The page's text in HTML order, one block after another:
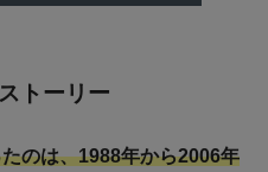
トーリー
のは、1988年から2006年